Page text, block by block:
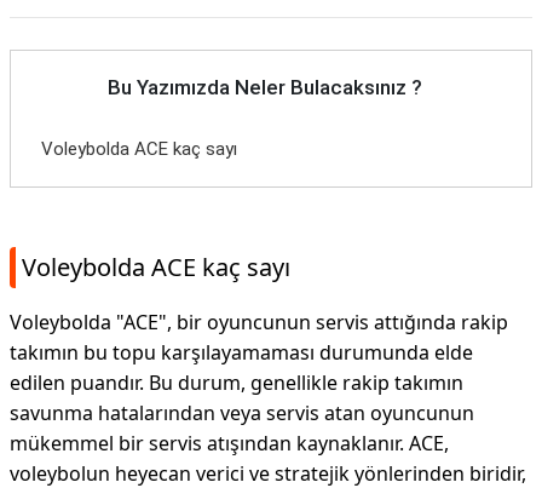
Bu Yazımızda Neler Bulacaksınız ?
Voleybolda ACE kaç sayı
Voleybolda ACE kaç sayı
Voleybolda "ACE", bir oyuncunun servis attığında rakip
takımın bu topu karşılayamaması durumunda elde
edilen puandır. Bu durum, genellikle rakip takımın
savunma hatalarından veya servis atan oyuncunun
mükemmel bir servis atışından kaynaklanır. ACE,
voleybolun heyecan verici ve stratejik yönlerinden biridir,